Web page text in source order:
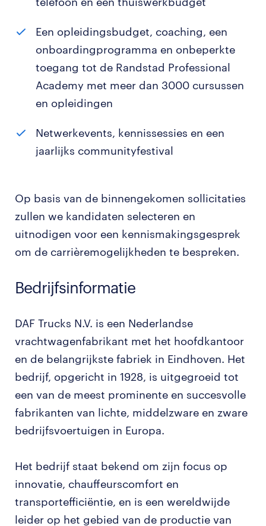
Een opleidingsbudget, coaching, een
onboardingprogramma en onbeperkte
toegang tot de Randstad Professional
Academy met meer dan 3000 cursussen
en opleidingen
Netwerkevents, kennissessies en een
jaarlijks communityfestival
Op basis van de binnengekomen sollicitaties
zullen we kandidaten selecteren en
uitnodigen voor een kennismakingsgesprek
om de carrièremogelijkheden te bespreken.
Bedrijfsinformatie
DAF Trucks N.V. is een Nederlandse
vrachtwagenfabrikant met het hoofdkantoor
en de belangrijkste fabriek in Eindhoven. Het
bedrijf, opgericht in 1928, is uitgegroeid tot
een van de meest prominente en succesvolle
fabrikanten van lichte, middelzware en zware
bedrijfsvoertuigen in Europa.
Het bedrijf staat bekend om zijn focus op
innovatie, chauffeurscomfort en
transportefficiëntie, en is een wereldwijde
leider op het gebied van de productie van